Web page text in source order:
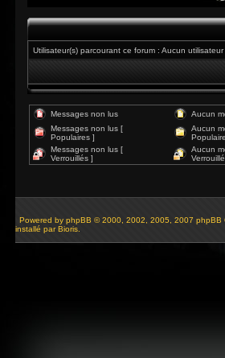
Utilisateur(s) parcourant ce forum : Aucun
Messages non lus Aucun
Messages non lus [
Populaires ]
Aucun
Messages non lus [
Verrouillés ]
Aucun
Powered by phpBB © 2000, 2002, 2005, 2007 phpBB
installé par Bioris.